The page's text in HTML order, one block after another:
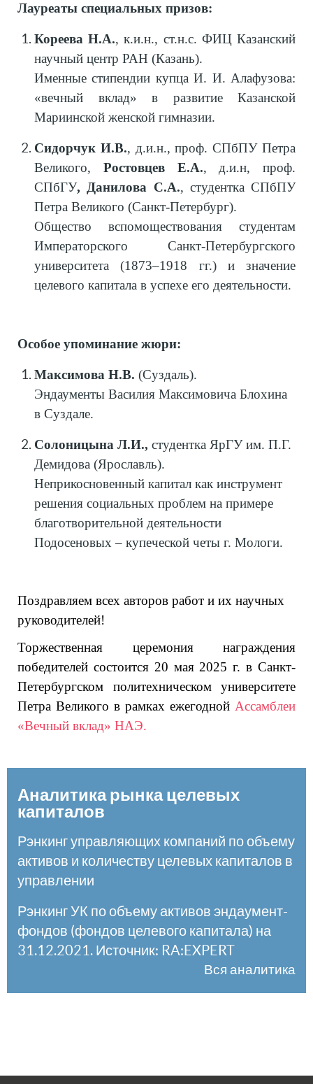
Лауреаты специальных призов:
Кореева Н.А., к.и.н., ст.н.с. ФИЦ Казанский
научный центр РАН (Казань).
Именные стипендии купца И. И. Алафузова:
«вечный вклад» в развитие Казанской
Мариинской женской гимназии.
Сидорчук И.В., д.и.н., проф. СПбПУ Петра
Великого, Ростовцев Е.А.,
д.и.н, проф.
СПбГУ, Данилова С.А., студентка СПбПУ
Петра Великого (Санкт-Петербург).
Общество вспомоществования студентам
Императорского Санкт-Петербургского
университета (1873–1918 гг.) и значение
целевого капитала в успехе его деятельности.
Особое упоминание жюри:
Максимова Н.В. (Суздаль).
Эндаументы Василия Максимовича Блохина
в Суздале.
Солоницына Л.И., студентка ЯрГУ им. П.Г.
Демидова (Ярославль).
Неприкосновенный капитал как инструмент
решения социальных проблем на примере
благотворительной деятельности
Подосеновых – купеческой четы г. Мологи.
Поздравляем всех авторов работ и их научных
руководителей!
Торжественная церемония награждения
победителей состоится 20 мая 2025 г. в Санкт-
Петербургском политехническом университете
Петра Великого в рамках ежегодной Ассамблеи
«Вечный вклад» НАЭ.
Аналитика рынка целевых
капиталов
Рэнкинг управляющих компаний по объему
активов и количеству целевых капиталов в
управлении
Рэнкинг УК по объему активов эндаумент-
фондов (фондов целевого капитала) на
31.12.2021. Источник: RA:EXPERT
Вся аналитика